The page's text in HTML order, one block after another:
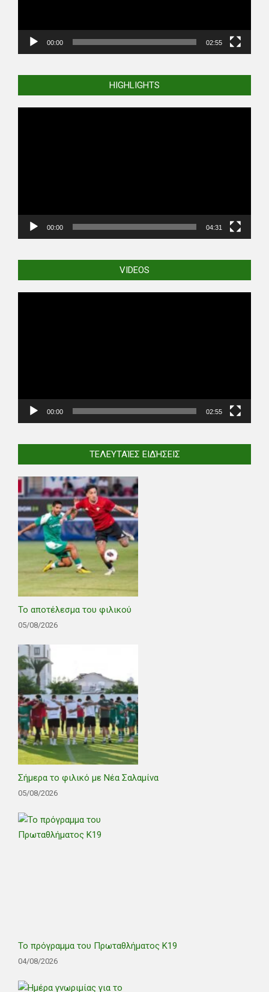
00:00 02:55
HIGHLIGHTS
00:00 04:31
VIDEOS
00:00 02:55
ΤΕΛΕΥΤΑΊΕΣ ΕΙΔΉΣΕΙΣ
Το αποτέλεσμα του φιλικού
05/08/2026
Σήμερα το φιλικό με Νέα Σαλαμίνα
05/08/2026
Το πρόγραμμα του Πρωταθλήματος Κ19
04/08/2026